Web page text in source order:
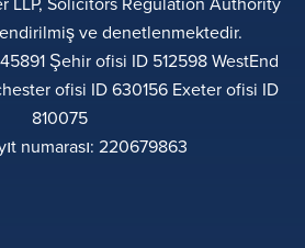
ve denetlenmektedir.
Şehir ofisi ID 512598 WestEnd
ofisi ID 630156 Exeter ofisi ID
810075
numarası: 220679863